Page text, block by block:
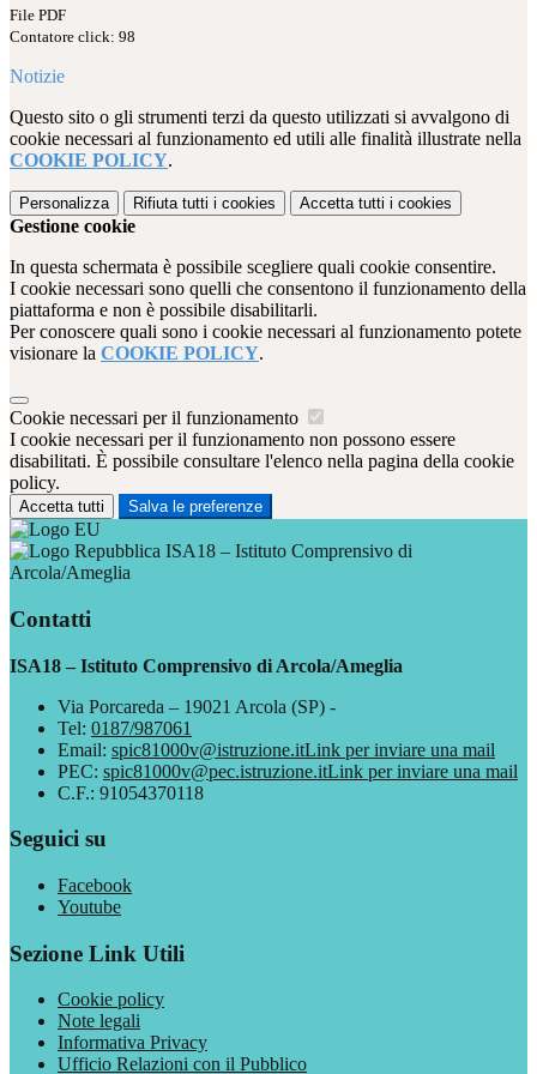
File PDF
Contatore click: 98
Notizie
Questo sito o gli strumenti terzi da questo utilizzati si avvalgono di
cookie necessari al funzionamento ed utili alle finalità illustrate nella
COOKIE POLICY.
Personalizza Rifiuta tutti i cookies Accetta tutti i cookies
Gestione cookie
In questa schermata è possibile scegliere quali cookie consentire.
I cookie necessari sono quelli che consentono il funzionamento della
piattaforma e non è possibile disabilitarli.
Per conoscere quali sono i cookie necessari al funzionamento potete
visionare la COOKIE POLICY.
Cookie necessari per il funzionamento
I cookie necessari per il funzionamento non possono essere
disabilitati. È possibile consultare l'elenco nella pagina della cookie
policy.
Accetta tutti Salva le preferenze
ISA18 – Istituto Comprensivo di
Arcola/Ameglia
Contatti
ISA18 – Istituto Comprensivo di Arcola/Ameglia
Via Porcareda – 19021 Arcola (SP) -
Tel: 0187/987061
Email: spic81000v@istruzione.itLink per inviare una mail
PEC: spic81000v@pec.istruzione.itLink per inviare una mail
C.F.: 91054370118
Seguici su
Facebook
Youtube
Sezione Link Utili
Cookie policy
Note legali
Informativa Privacy
Ufficio Relazioni con il Pubblico